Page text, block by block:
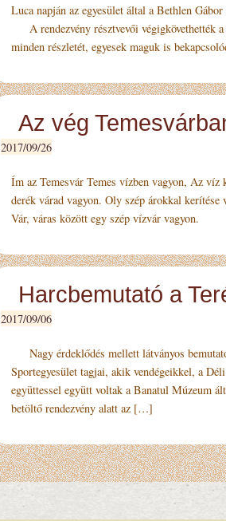
Luca napján az egyesület által a Bethlen
A rendezvény résztvevői vé­gig­követhették
minden részletét, egyesek maguk is
Az vég
2017/09/26
Ím az Temesvár Temes vízben vagyon, Az
derék várad vagyon. Oly szép árokkal
Vár, váras között egy szép vízvár
Harcbemutató a
2017/09/06
Nagy érdeklődés mellett látványos
Sportegyesület tagjai, akik ven­dégeikkel, a
együttessel együtt voltak a Banatul Múzeum
betöltő rendezvény alatt az […]